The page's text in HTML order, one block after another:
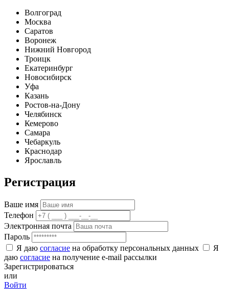
Волгоград
Москва
Саратов
Воронеж
Нижний Новгород
Троицк
Екатеринбург
Новосибирск
Уфа
Казань
Ростов-на-Дону
Челябинск
Кемерово
Самара
Чебаркуль
Краснодар
Ярославль
Регистрация
Ваше имя
Телефон
Электронная почта
Пароль
Я даю согласие на обработку персональных данных
Я
даю согласие на получение e-mail рассылки
Зарегистрироваться
или
Войти